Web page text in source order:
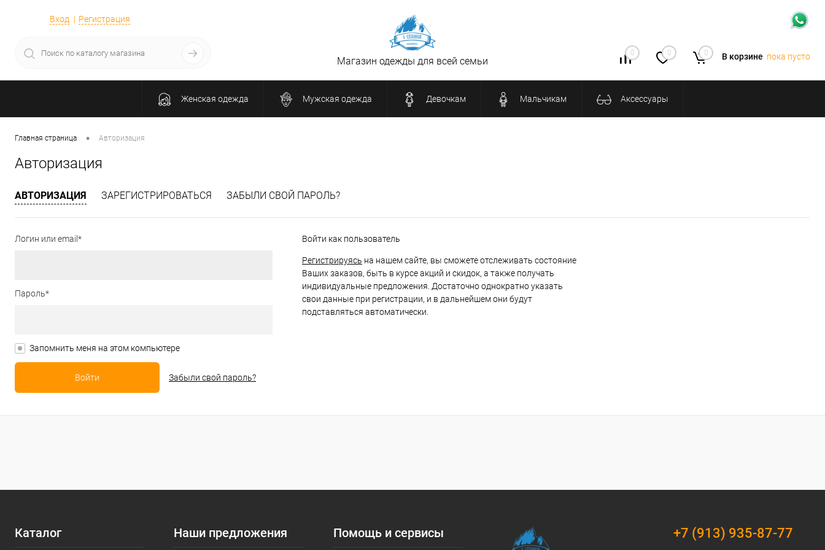
Вход Регистрация
0 0 0 В корзине пока пусто
Магазин одежды для всей семьи
Женская одежда Мужская одежда Девочкам Мальчикам Аксессуары
Главная страница • Авторизация
Авторизация
АВТОРИЗАЦИЯ ЗАРЕГИСТРИРОВАТЬСЯ ЗАБЫЛИ СВОЙ ПАРОЛЬ?
Логин или email*
Пароль*
Запомнить меня на этом компьютере
Забыли свой пароль?
Войти как пользователь
Регистрируясь на нашем сайте, вы сможете отслеживать состояние
Ваших заказов, быть в курсе акций и скидок, а также получать
индивидуальные предложения. Достаточно однократно указать
свои данные при регистрации, и в дальнейшем они будут
подставляться автоматически.
Каталог Наши предложения Помощь и сервисы +7 (913) 935-87-77